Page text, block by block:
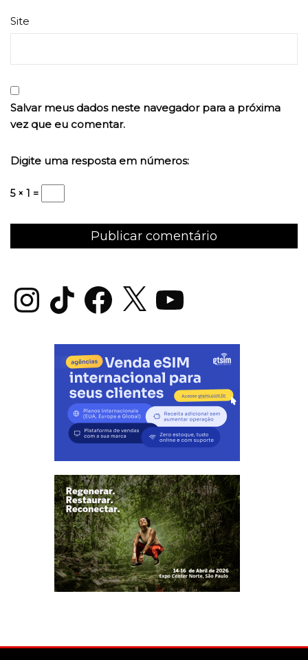
Site
Salvar meus dados neste navegador para a próxima
vez que eu comentar.
Digite uma resposta em números:
5 × 1 =
InstagramTikTok Facebook
X YouTube